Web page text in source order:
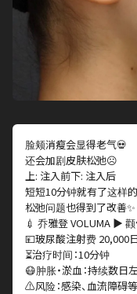
脸颊消瘦会显得老气💀
还会加剧皮肤松弛☹️
上: 注入前下: 注入后
短短10分钟就有了这样的
松弛问题也得到了改善✨
💉 乔雅登 VOLUMA ▶︎
💴玻尿酸注射费 20,000
⏳治疗时间：10分钟
😷肿胀・淤血：持续数日
⚠️风险：感染、血流障碍等